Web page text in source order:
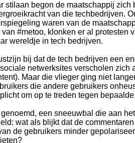
stilaan begon de maatschappij
van die techbedrijven.
waren van de
van #metoo, klonken er al protesten
wereldje in tech bedrijven.
bij dat de tech bedrijven een
netwerksites verscholen
Maar die vlieger ging niet
die andere gebruikers
om op te treden tegen
een sneeuwbal die aan
wat als blijkt dat de
de gebruikers minder